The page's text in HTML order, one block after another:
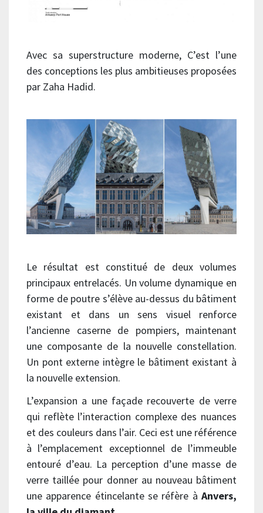
Avec sa superstructure moderne, C’est l’une
des conceptions les plus ambitieuses proposées
par Zaha Hadid.
Le résultat est constitué de deux volumes
principaux entrelacés. Un volume dynamique en
forme de poutre s’élève au-dessus du bâtiment
existant et dans un sens visuel renforce
l’ancienne caserne de pompiers, maintenant
une composante de la nouvelle constellation.
Un pont externe intègre le bâtiment existant à
la nouvelle extension.
L’expansion a une façade recouverte de verre
qui reflète l’interaction complexe des nuances
et des couleurs dans l’air. Ceci est une référence
à l’emplacement exceptionnel de l’immeuble
entouré d’eau. La perception d’une masse de
verre taillée pour donner au nouveau bâtiment
une apparence étincelante se réfère à Anvers,